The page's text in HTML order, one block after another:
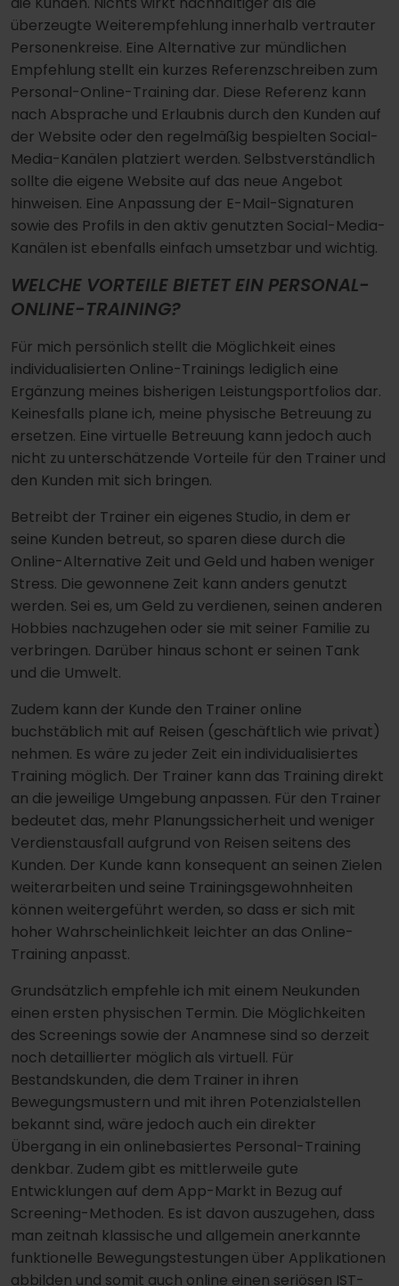
überzeugte Weiterempfehlung innerhalb vertrauter
Personenkreise. Eine Alternative zur mündlichen
Empfehlung stellt ein kurzes Referenzschreiben zum
Personal-Online-Training dar. Diese Referenz kann
nach Absprache und Erlaubnis durch den Kunden auf
der Website oder den regelmäßig bespielten Social-
Media-Kanälen platziert werden. Selbstverständlich
sollte die eigene Website auf das neue Angebot
hinweisen. Eine Anpassung der E-Mail-Signaturen
sowie des Profils in den aktiv genutzten Social-Media-
Kanälen ist ebenfalls einfach umsetzbar und wichtig.
WELCHE VORTEILE BIETET EIN PERSONAL-
ONLINE-TRAINING?
Für mich persönlich stellt die Möglichkeit eines
individualisierten Online-Trainings lediglich eine
Ergänzung meines bisherigen Leistungsportfolios dar.
Keinesfalls plane ich, meine physische Betreuung zu
ersetzen. Eine virtuelle Betreuung kann jedoch auch
nicht zu unterschätzende Vorteile für den Trainer und
den Kunden mit sich bringen.
Betreibt der Trainer ein eigenes Studio, in dem er
seine Kunden betreut, so sparen diese durch die
Online-Alternative Zeit und Geld und haben weniger
Stress. Die gewonnene Zeit kann anders genutzt
werden. Sei es, um Geld zu verdienen, seinen anderen
Hobbies nachzugehen oder sie mit seiner Familie zu
verbringen. Darüber hinaus schont er seinen Tank
und die Umwelt.
Zudem kann der Kunde den Trainer online
buchstäblich mit auf Reisen (geschäftlich wie privat)
nehmen. Es wäre zu jeder Zeit ein individualisiertes
Training möglich. Der Trainer kann das Training direkt
an die jeweilige Umgebung anpassen. Für den Trainer
bedeutet das, mehr Planungssicherheit und weniger
Verdienstausfall aufgrund von Reisen seitens des
Kunden. Der Kunde kann konsequent an seinen Zielen
weiterarbeiten und seine Trainingsgewohnheiten
können weitergeführt werden, so dass er sich mit
hoher Wahrscheinlichkeit leichter an das Online-
Training anpasst.
Grundsätzlich empfehle ich mit einem Neukunden
einen ersten physischen Termin. Die Möglichkeiten
des Screenings sowie der Anamnese sind so derzeit
noch detaillierter möglich als virtuell. Für
Bestandskunden, die dem Trainer in ihren
Bewegungsmustern und mit ihren Potenzialstellen
bekannt sind, wäre jedoch auch ein direkter
Übergang in ein onlinebasiertes Personal-Training
denkbar. Zudem gibt es mittlerweile gute
Entwicklungen auf dem App-Markt in Bezug auf
Screening-Methoden. Es ist davon auszugehen, dass
man zeitnah klassische und allgemein anerkannte
funktionelle Bewegungstestungen über Applikationen
abbilden und somit auch online einen seriösen IST-